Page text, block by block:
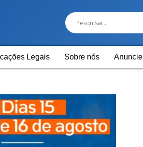
Legais Sobre nós Anuncie